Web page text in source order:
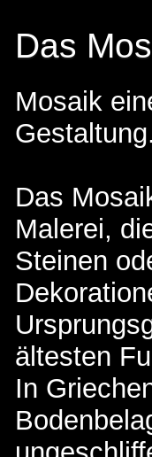
Das
Mosaik
Das
Malerei,
Steinen
ältesten
In